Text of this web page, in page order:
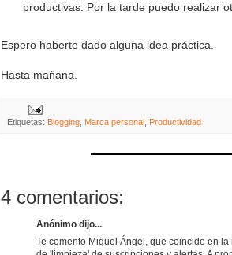
productivas. Por la tarde puedo realizar
Espero haberte dado alguna idea práctica.
Hasta mañana.
Etiquetas: Blogging Marca personal Productividad
4 comentarios:
Anónimo dijo...
Te comento Miguel Ángel, que coincido en